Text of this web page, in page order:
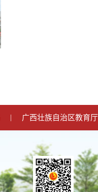
广西壮族自治区教育厅